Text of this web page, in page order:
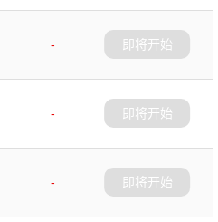
-
即将开始
-
即将开始
-
即将开始